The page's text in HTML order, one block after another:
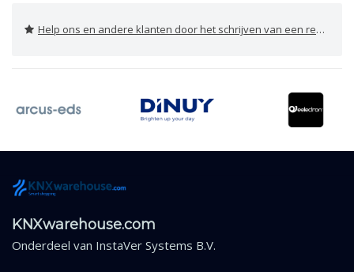
Help ons en andere klanten door het schrijven van een review
KNXwarehouse.com
Onderdeel van InstaVer Systems B.V.